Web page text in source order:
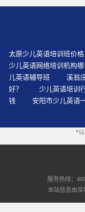
就学的更快。由于在
成英语阅读和“用英
导孩子每天模仿几个
像，培养孩子标准
背诵，背诵会给孩子
语。根据教学对象、
要，适时合理的采用
教学手段综合使用，
考察教材的质量，
性、科学性。家长应
环境，在一些游戏
孩子就不会觉得家
语的声音或文字符
关联起来，并能自
太原少儿英语培训班价格
少儿英语网络培训机构
儿英语辅导班
溪翁
好？
少儿英语培训
钱
安阳市少儿英语
*
服务热线：
本站信息由深